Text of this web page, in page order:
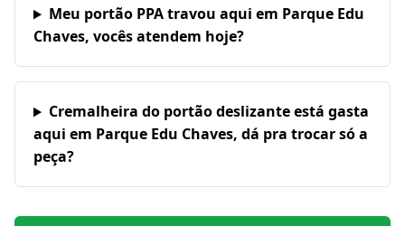
Meu portão PPA travou aqui em Parque Edu
Chaves, vocês atendem hoje?
Cremalheira do portão deslizante está gasta
aqui em Parque Edu Chaves, dá pra trocar só a
peça?